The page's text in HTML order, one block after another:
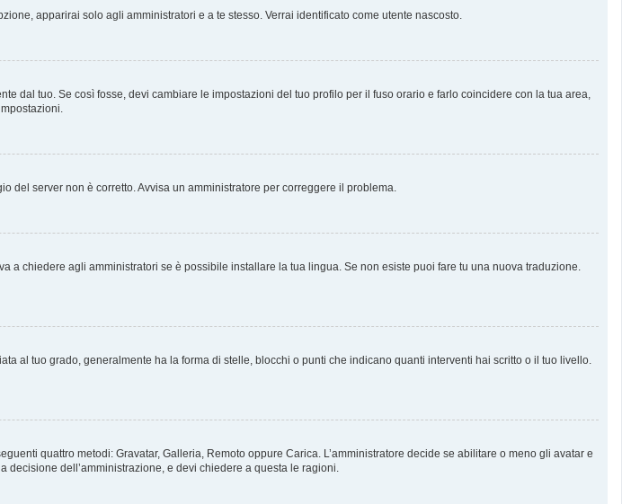
apparirai solo agli amministratori e a te stesso. Verrai identificato come utente nascosto.
dal tuo. Se così fosse, devi cambiare le impostazioni del tuo profilo per il fuso orario e farlo coincidere con la tua area,
del server non è corretto. Avvisa un amministratore per correggere il problema.
a chiedere agli amministratori se è possibile installare la tua lingua. Se non esiste puoi fare tu una nuova traduzione.
al tuo grado, generalmente ha la forma di stelle, blocchi o punti che indicano quanti interventi hai scritto o il tuo livello.
quattro metodi: Gravatar, Galleria, Remoto oppure Carica. L’amministratore decide se abilitare o meno gli avatar e
decisione dell’amministrazione, e devi chiedere a questa le ragioni.